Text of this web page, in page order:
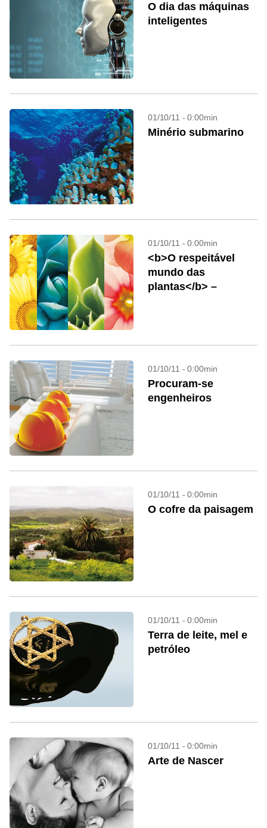
O dia das máquinas
inteligentes
01/10/11 - 0:00min
Minério submarino
01/10/11 - 0:00min
<b>O respeitável
mundo das
plantas</b> –
01/10/11 - 0:00min
Procuram-se
engenheiros
01/10/11 - 0:00min
O cofre da paisagem
01/10/11 - 0:00min
Terra de leite, mel e
petróleo
01/10/11 - 0:00min
Arte de Nascer